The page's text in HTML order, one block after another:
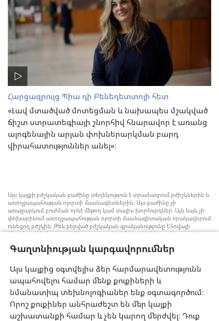
Գաղտնիության կարգավորումներ
Այս կայքից օգտվելիս ձեր հարմարավետությունն
ապահովելու համար մենք քուքիների և
նմանատիպ տեխնոլոգիաներ ենք օգտագործում։
Որոշ քուքիներ անհրաժեշտ են մեր կայքի
աշխատանքի համար և չեն կարող մերժվել։ Դուք
Հարցազրույց Պիա դի Բենեդետտոյի հետ
«Լավ մտածված մոտեցման և նախապես մշակված
ճիշտ ստրատեգիայի շնորհիվ հնարավոր է առանց
ալոգենային արյան փոխներարկման բարդ
վիրահատություններ անել»։
Այս կայքի բժշկական բաժինը տեղեկություն է տրամադրում բժիշկներին և
առողջապահության ոլորտի մասնագետներին։ Այս բաժինը չի
առաջարկում բուժման որևէ մեթոդ կամ տալիս խորհուրդներ։ Այն նաև չի
փոխարինում առողջապահության ոլորտի մասնագիտական որակավորում
ունեցող բժշկին։ Թեև բերված բժշկական գրականությունը Եհովայի
վկաները չեն հրատարակել, բայց դրանցում խոսվում է առանց արյան
Յուրաքանչյուր մասնագետի պատասխանատվություն է իրազեկ լինել
քննարկել բուժման մեթոդները և օգնել նրանց որոշում կայացնելու՝ հաշվի
առնելով հիվանդի առողջական վիճակը, ցանկությունը, արժեքներն ու
հավատալիքները։ Թվարկված ոչ բոլոր ստրատեգիաներն են ընդունելի և
հասանելի բոլոր պացիենտների համար։
Պացիենտներ: Ձեր առողջական վիճակի կամ բուժման վերաբերյալ
խորհուրդներ հարցրեք ձեզ բուժող բժշկից կամ համապատասխան
որակավորում ունեցող այլ մասնագետից։ Դիմեք բժշկի, եթե կասկածում